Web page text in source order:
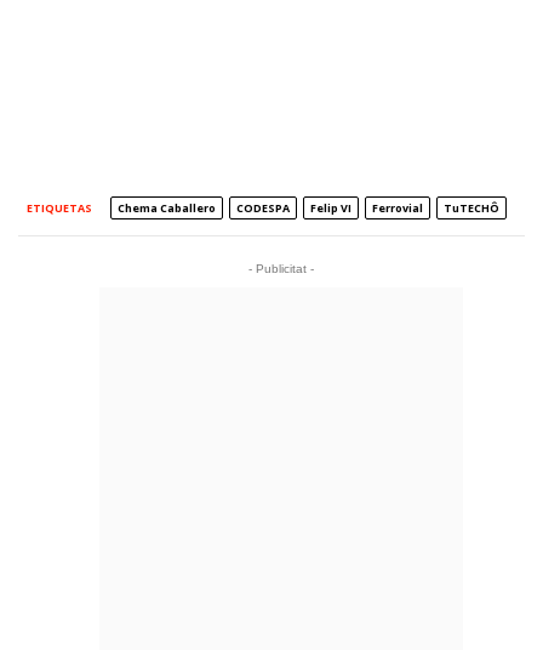
ETIQUETAS Chema Caballero CODESPA Felip VI Ferrovial TuTECHÔ
- Publicitat -